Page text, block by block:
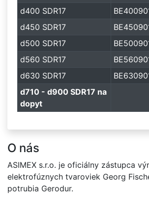
d400 SDR17
d450 SDR17
d500 SDR17
d560 SDR17
d630 SDR17
d710 - d900 SDR17 na
dopyt
O nás
ASIMEX s.r.o. je oficiálny zástupca
elektrofúznych tvaroviek Georg
potrubia Gerodur.